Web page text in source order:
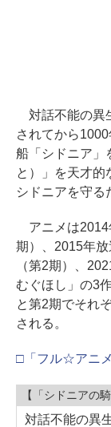
対話不能の異
されてから
船「シドニア」
と）」を天才的
シドニアを守る
アニメは2014
期）、2015年放
（第2期）、
むぐほし」の3
と第2期でそれ
される。
□「フル☆アニメ
【「シドニアの
対話不能の異